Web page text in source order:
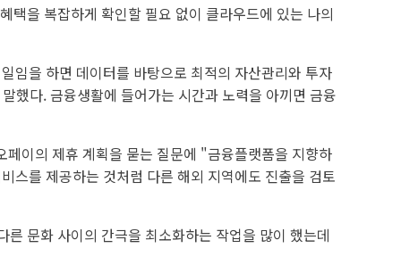
택을 복잡하게 확인할 필요 없이 클라우드에 있는 나의
임을 하면 데이터를 바탕으로 최적의 자산관리와 투자
했다. 금융생활에 들어가는 시간과 노력을 아끼면 금융
이의 제휴 계획을 묻는 질문에 "금융플랫폼을 지향하
스를 제공하는 것처럼 다른 해외 지역에도 진출을 검토
문화 사이의 간극을 최소화하는 작업을 많이 했는데